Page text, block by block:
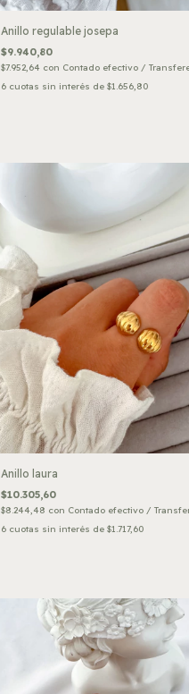
Anillo regulable josepa
$9.940,80
$7.952,64 con Contado efectivo /
6 cuotas sin interés de $1.656,80
Anillo laura
$10.305,60
$8.244,48 con Contado efectivo /
6 cuotas sin interés de $1.717,60